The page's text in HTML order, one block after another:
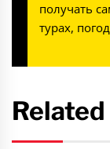
получать
турах,